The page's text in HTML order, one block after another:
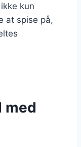
kun
at spise på,
med